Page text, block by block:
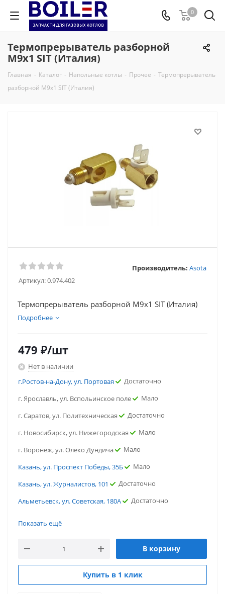
0
Термопрерыватель разборной
М9х1 SIT (Италия)
Главная - Каталог - Напольные котлы - Прочее - Термопрерыватель
разборной М9х1 SIT (Италия)
Артикул:0.974.402
Производитель: Asota
Термопрерыватель разборной М9х1 SIT (Италия)
Подробнее
479 ₽/шт
Нет в наличии
г.Ростов-на-Дону, ул. Портовая
Достаточно
г. Ярославль, ул. Вспольинское поле
Мало
г. Саратов, ул. Политехническая
Достаточно
г. Новосибирск, ул. Нижегородская
Мало
г. Воронеж, ул. Олеко Дундича
Мало
Казань, ул. Проспект Победы, 35Б
Мало
Казань, ул. Журналистов, 101
Достаточно
Альметьевск, ул. Советская, 180А
Достаточно
г. Саратов, ул. Политехническая
Достаточно
г. Воронеж, ул. Олеко Дундича
Мало
Показать ещё
В корзину
Купить в 1 клик